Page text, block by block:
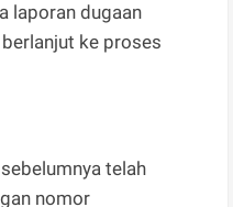
laporan dugaan
ke proses
telah
nomor